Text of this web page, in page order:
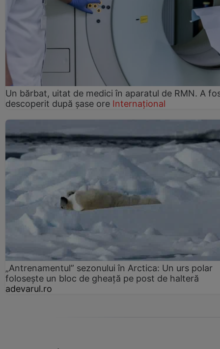
Un bărbat, uitat de medici în aparatul de RMN. A
descoperit după șase ore Internațional
„Antrenamentul” sezonului în Arctica: Un urs polar
folosește un bloc de gheață pe post de halteră
adevarul.ro